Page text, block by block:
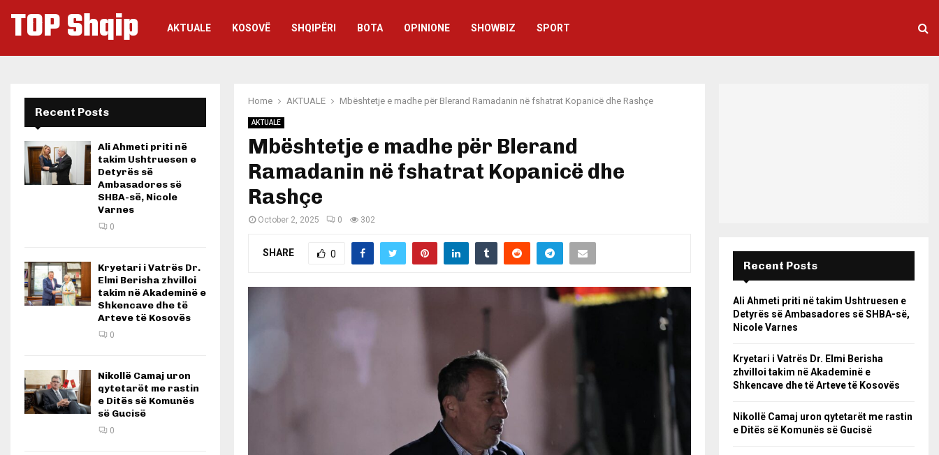
TOP Shqip AKTUALE KOSOVË SHQIPËRI BOTA OPINIONE SHOWBIZ SPORT
Home AKTUALE Mbështetje e madhe për Blerand Ramadanin në fshatrat Kopanicë dhe Rashçe
AKTUALE
Mbështetje e madhe për Blerand
Ramadanin në fshatrat Kopanicë dhe
Rashçe
October 2, 2025 0 302
SHARE 0
Recent Posts
Ali Ahmeti priti në
takim Ushtruesen e
Detyrës së
Ambasadores së
SHBA-së, Nicole
Varnes
0
Kryetari i Vatrës Dr.
Elmi Berisha zhvilloi
takim në Akademinë e
Shkencave dhe të
Arteve të Kosovës
0
Nikollë Camaj uron
qytetarët me rastin
e Ditës së Komunës
së Gucisë
0
Recent Posts
Ali Ahmeti priti në takim Ushtruesen e
Detyrës së Ambasadores së SHBA-së,
Nicole Varnes
Kryetari i Vatrës Dr. Elmi Berisha
zhvilloi takim në Akademinë e
Shkencave dhe të Arteve të Kosovës
Nikollë Camaj uron qytetarët me rastin
e Ditës së Komunës së Gucisë